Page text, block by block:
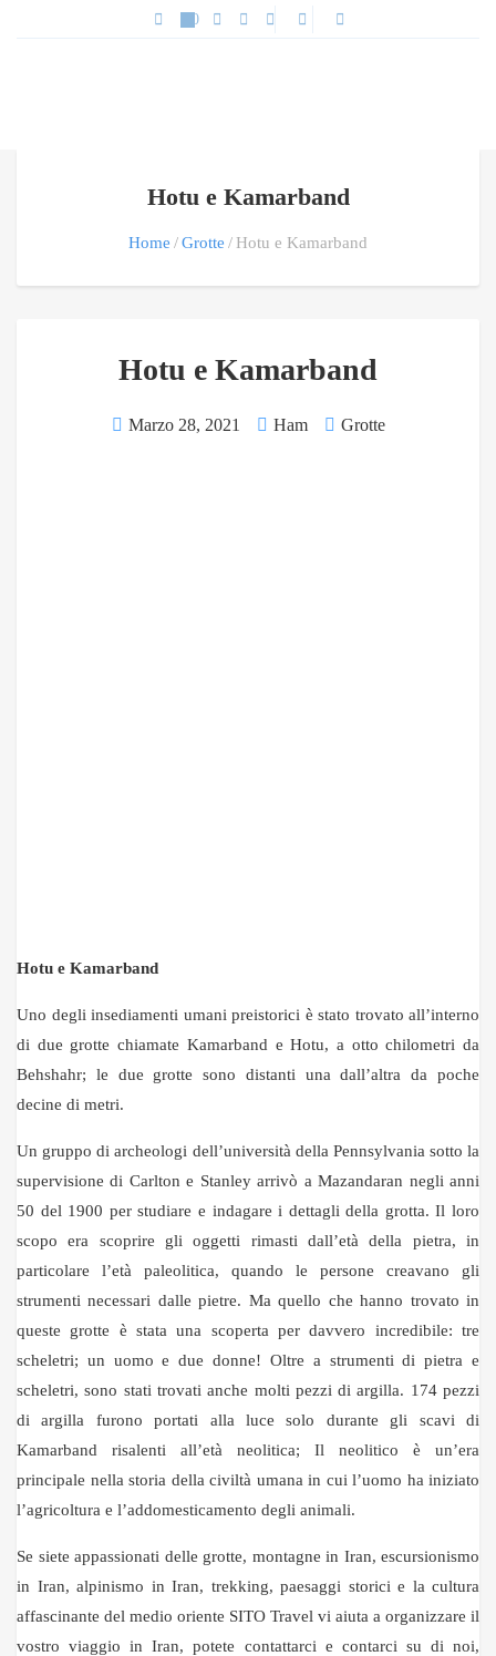
Hotu e Kamarband
Home Grotte Hotu e Kamarband
Hotu e Kamarband
Marzo 28, 2021 Ham Grotte
Hotu e Kamarband
Uno degli insediamenti umani preistorici è stato trovato all’interno
di due grotte chiamate Kamarband e Hotu, a otto chilometri da
Behshahr; le due grotte sono distanti una dall’altra da poche
decine di metri.
Un gruppo di archeologi dell’università della Pennsylvania sotto la
supervisione di Carlton e Stanley arrivò a Mazandaran negli anni
50 del 1900 per studiare e indagare i dettagli della grotta. Il loro
scopo era scoprire gli oggetti rimasti dall’età della pietra, in
particolare l’età paleolitica, quando le persone creavano gli
strumenti necessari dalle pietre. Ma quello che hanno trovato in
queste grotte è stata una scoperta per davvero incredibile: tre
scheletri; un uomo e due donne! Oltre a strumenti di pietra e
scheletri, sono stati trovati anche molti pezzi di argilla. 174 pezzi
di argilla furono portati alla luce solo durante gli scavi di
Kamarband risalenti all’età neolitica; Il neolitico è un’era
principale nella storia della civiltà umana in cui l’uomo ha iniziato
l’agricoltura e l’addomesticamento degli animali.
Se siete appassionati delle grotte, montagne in Iran, escursionismo
in Iran, alpinismo in Iran, trekking, paesaggi storici e la cultura
affascinante del medio oriente SITO Travel vi aiuta a organizzare il
vostro viaggio in Iran, potete contattarci e contarci su di noi,